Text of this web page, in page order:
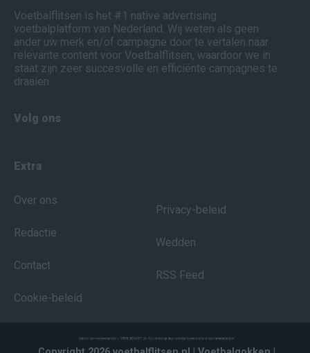
Voetbalflitsen is het #1 native advertising
voetbalplatform van Nederland. Wij weten als geen
ander uw merk en/of campagne door te vertalen naar
relevante content voor Voetbalflitsen, waardoor we in
staat zijn zeer succesvolle en efficiënte campagnes te
draaien.
Volg ons
Extra
Over ons
Redactie
Contact
Cookie-beleid
Privacy-beleid
Wedden
RSS Feed